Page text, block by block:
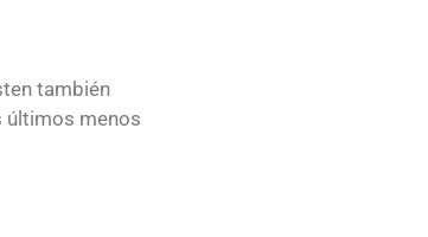
también
últimos menos